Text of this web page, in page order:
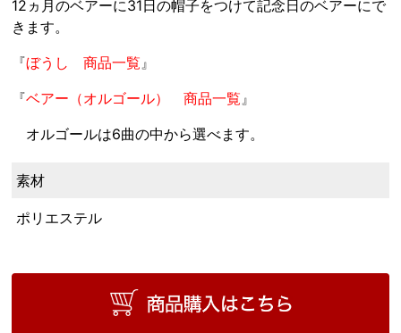
12ヵ月のベアーに31日の帽子をつけて記念日のベアーにで
きます。
『ぼうし 商品一覧』
『ベアー（オルゴール） 商品一覧』
オルゴールは6曲の中から選べます。
素材
ポリエステル